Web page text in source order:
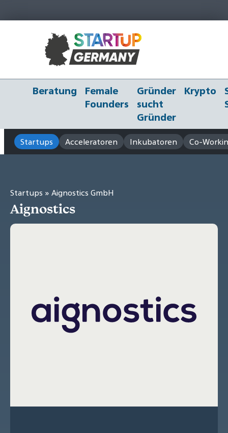
Beratung
Female
Founders
Gründer
sucht
Gründer
Krypto
Startups Acceleratoren Inkubatoren Co-
Startups » Aignostics GmbH
Aignostics